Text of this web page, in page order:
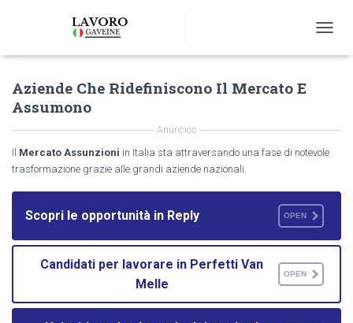
O
N
V
G
O
Aziende Che Ridefiniscono Il Mercato E
Assumono
Anúncios
Il Mercato Assunzioni in Italia sta attraversando una fase di notevole
trasformazione grazie alle grandi aziende nazionali.
Scopri le opportunità in Reply OPEN
Candidati per lavorare in Perfetti Van
Melle
OPEN